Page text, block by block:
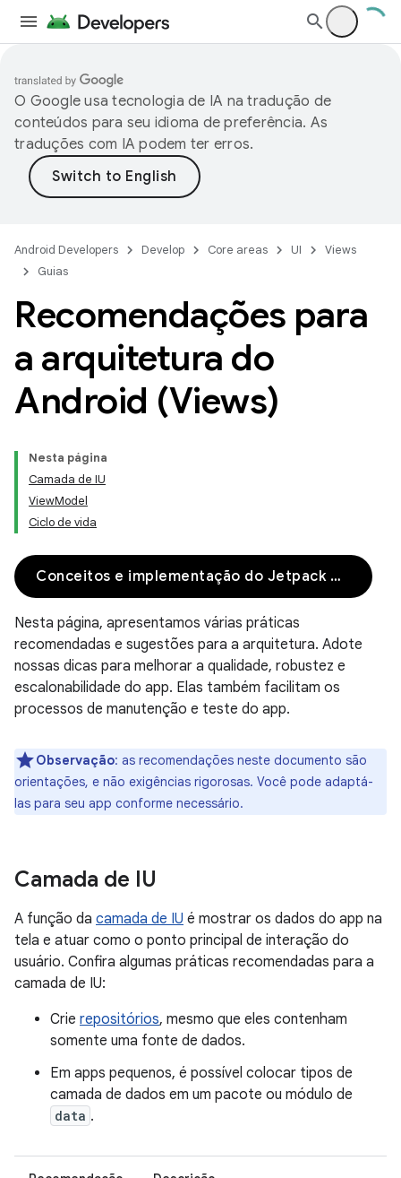
O Google usa tecnologia de IA na tradução de
conteúdos para seu idioma de preferência. As
traduções com IA podem ter erros.
Android Developers Develop Core areas UI
Views
Guias
Recomendações para
a arquitetura do
Android (Views)
Nesta página
Camada de IU
ViewModel
Ciclo de vida
Conceitos e implementação do Jetpack Compose
Nesta página, apresentamos várias práticas
recomendadas e sugestões para a arquitetura. Adote
nossas dicas para melhorar a qualidade, robustez e
escalonabilidade do app. Elas também facilitam os
processos de manutenção e teste do app.
Observação: as recomendações neste documento são
orientações, e não exigências rigorosas. Você pode adaptá-
las para seu app conforme necessário.
Camada de IU
A função da camada de IU é mostrar os dados do app na
tela e atuar como o ponto principal de interação do
usuário. Confira algumas práticas recomendadas para a
camada de IU:
Crie repositórios, mesmo que eles contenham
somente uma fonte de dados.
Em apps pequenos, é possível colocar tipos de
camada de dados em um pacote ou módulo de
data .